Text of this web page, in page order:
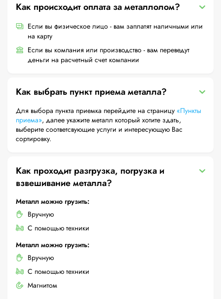
Как происходит оплата за металлолом?
Если вы физическое лицо - вам заплатят наличными или
на карту
Если вы компания или производство - вам переведут
деньги на расчетный счет компании
Как выбрать пункт приема металла?
Для выбора пункта приемка перейдите на страницу «Пункты
приема», далее укажите металл который хотите здать,
выберите соответсвующие услуги и интересующую Вас
сортировку.
Как проходит разгрузка, погрузка и
взвешивание металла?
Металл можно грузить:
Вручную
С помощью техники
Металл можно грузить:
Вручную
С помощью техники
Магнитом